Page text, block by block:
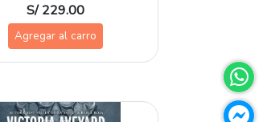
S/ 229.00
Agregar al carro